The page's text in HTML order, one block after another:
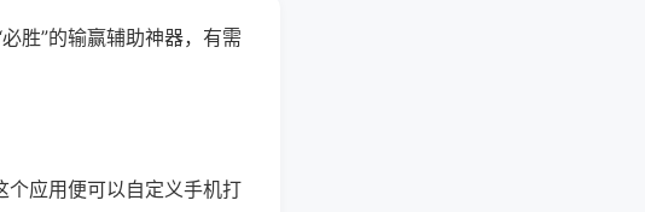
胜”的输赢辅助神器，有需
个应用便可以自定义手机打